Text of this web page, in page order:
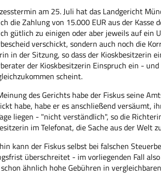
am 25. Juli hat das Landgericht
die Zahlung von 15.000 EUR aus der
gütlich zu einigen oder aber jeweils auf ein
verschickt, sondern auch noch die
in der Sitzung, so dass der Kioskbesitzerin
der Kioskbesitzerin Einspruch ein -
scheint.
des Gerichts habe der Fiskus seine
habe, habe er es anschließend versäumt,
liegen - "nicht verständlich", so die
im Telefonat, die Sache aus der Welt
kann der Fiskus selbst bei falschen
überschreitet - im vorliegenden Fall
ähnlich hohe Gebühren in